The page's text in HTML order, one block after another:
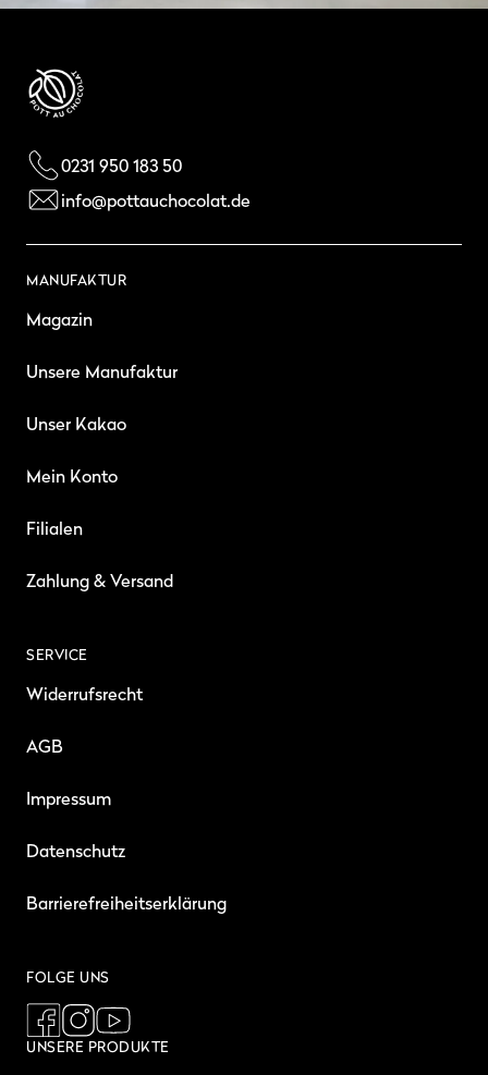
0231 950 183 50
info@pottauchocolat.de
MANUFAKTUR
Magazin
Unsere Manufaktur
Unser Kakao
Mein Konto
Filialen
Zahlung & Versand
SERVICE
Widerrufsrecht
AGB
Impressum
Datenschutz
Barrierefreiheitserklärung
FOLGE UNS
UNSERE PRODUKTE